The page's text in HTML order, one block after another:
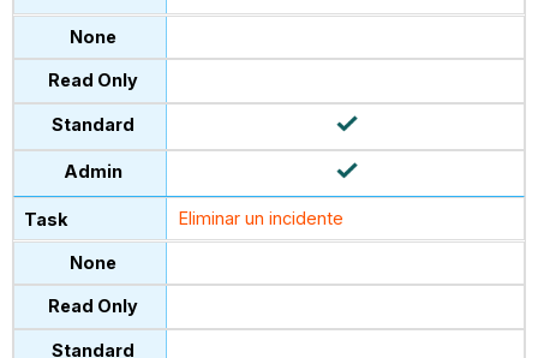
Eliminar un incidente